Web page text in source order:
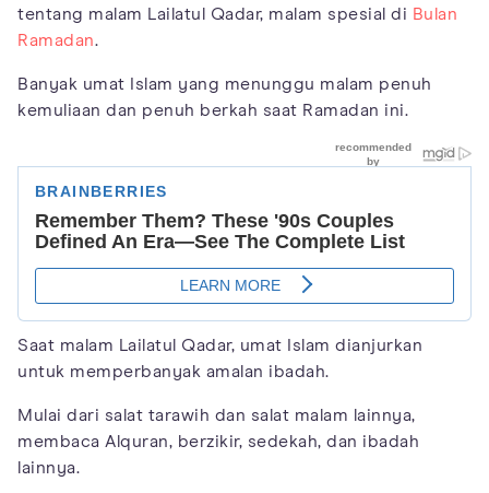
tentang malam Lailatul Qadar, malam spesial di Bulan
Ramadan.
Banyak umat Islam yang menunggu malam penuh
kemuliaan dan penuh berkah saat Ramadan ini.
Saat malam Lailatul Qadar, umat Islam dianjurkan
untuk memperbanyak amalan ibadah.
Mulai dari salat tarawih dan salat malam lainnya,
membaca Alquran, berzikir, sedekah, dan ibadah
lainnya.